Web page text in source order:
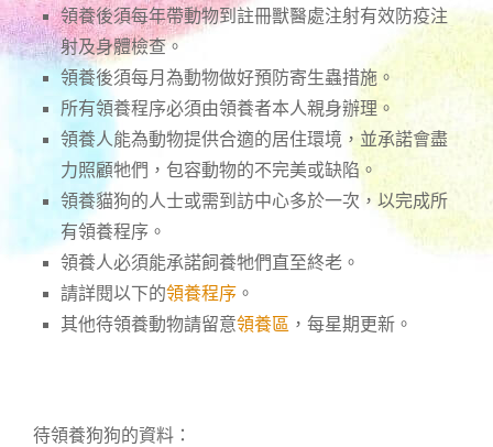
領養後須每年帶動物到註冊獸醫處注射有效防疫注
射及身體檢查。
領養後須每月為動物做好預防寄生蟲措施。
所有領養程序必須由領養者本人親身辦理。
領養人能為動物提供合適的居住環境，並承諾會盡
力照顧牠們，包容動物的不完美或缺陷。
領養貓狗的人士或需到訪中心多於一次，以完成所
有領養程序。
領養人必須能承諾飼養牠們直至終老。
請詳閱以下的領養程序 。
其他待領養動物請留意領養區 ，每星期更新。
待領養狗狗的資料：